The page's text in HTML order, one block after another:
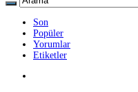
Son
Popüler
Yorumlar
Etiketler